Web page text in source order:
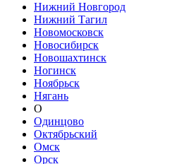
Нижний Новгород
Нижний Тагил
Новомосковск
Новосибирск
Новошахтинск
Ногинск
Ноябрьск
Нягань
О
Одинцово
Октябрьский
Омск
Орск